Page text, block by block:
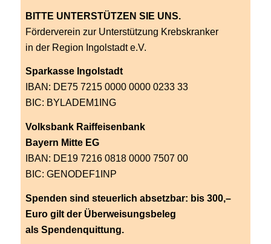
BITTE UNTERSTÜTZEN SIE UNS.
Förderverein zur Unterstützung Krebskranker
in der Region Ingolstadt e.V.
Sparkasse Ingolstadt
IBAN: DE75 7215 0000 0000 0233 33
BIC: BYLADEM1ING
Volksbank Raiffeisenbank
Bayern Mitte EG
IBAN: DE19 7216 0818 0000 7507 00
BIC: GENODEF1INP
Spenden sind steuerlich absetzbar: bis 300,–
Euro gilt der Überweisungsbeleg
als Spendenquittung.